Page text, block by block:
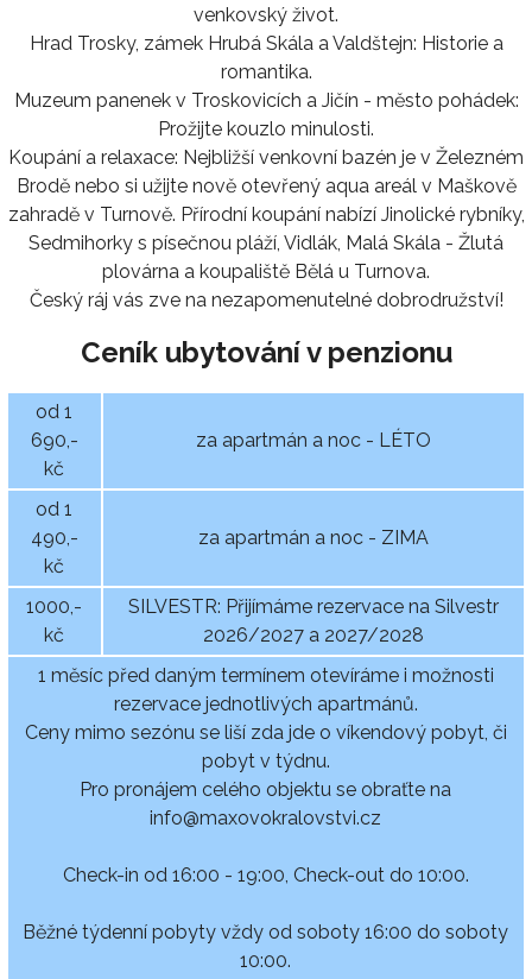
venkovský život.
Hrad Trosky, zámek Hrubá Skála a Valdštejn: Historie a
romantika.
Muzeum panenek v Troskovicích a Jičín - město pohádek:
Prožijte kouzlo minulosti.
Koupání a relaxace: Nejbližší venkovní bazén je v Železném
Brodě nebo si užijte nově otevřený aqua areál v Maškově
zahradě v Turnově. Přírodní koupání nabízí Jinolické rybníky,
Sedmihorky s písečnou pláží, Vidlák, Malá Skála - Žlutá
plovárna a koupaliště Bělá u Turnova.
Český ráj vás zve na nezapomenutelné dobrodružství!
Ceník ubytování v penzionu
od 1
690,-
kč
za apartmán a noc - LÉTO
od 1
490,-
kč
za apartmán a noc - ZIMA
1000,-
kč
SILVESTR: Přijímáme rezervace na Silvestr
2026/2027 a 2027/2028
1 měsíc před daným termínem otevíráme i možnosti
rezervace jednotlivých apartmánů.
Ceny mimo sezónu se liší zda jde o víkendový pobyt, či
pobyt v týdnu.
Pro pronájem celého objektu se obraťte na
info@maxovokralovstvi.cz
Check-in od 16:00 - 19:00, Check-out do 10:00.
Běžné týdenní pobyty vždy od soboty 16:00 do soboty
10:00.